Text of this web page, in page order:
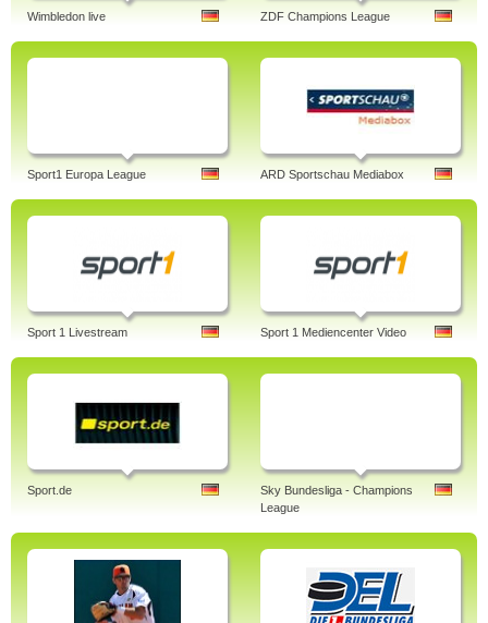
Wimbledon live ZDF Champions League
Sport1 Europa League ARD Sportschau Mediabox
Sport 1 Livestream Sport 1 Mediencenter Video
Sport.de
Sky Bundesliga - Champions
League